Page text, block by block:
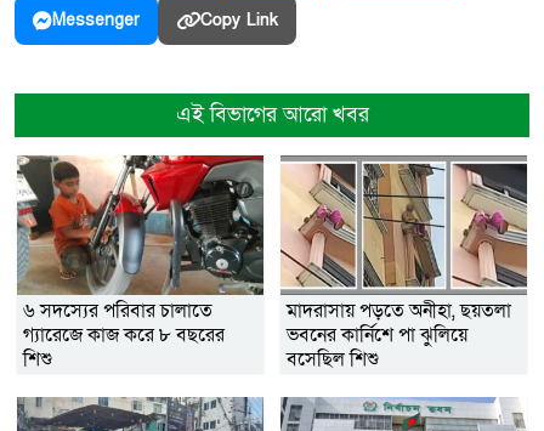
Messenger Copy Link
এই বিভাগের আরো খবর
৬ সদস্যের পরিবার চালাতে
গ্যারেজে কাজ করে ৮ বছরের
শিশু
মাদরাসায় পড়তে অনীহা, ছয়তলা
ভবনের কার্নিশে পা ঝুলিয়ে
বসেছিল শিশু